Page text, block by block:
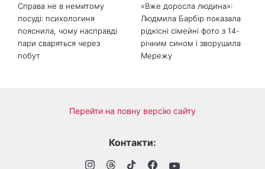
Справа не в немитому
посуді: психологиня
пояснила, чому насправді
пари сваряться через
побут
«Вже доросла людина»:
Людмила Барбір показала
рідкісні сімейні фото з 14-
річним сином і зворушила
Мережу
Перейти на повну версію сайту
Контакти: